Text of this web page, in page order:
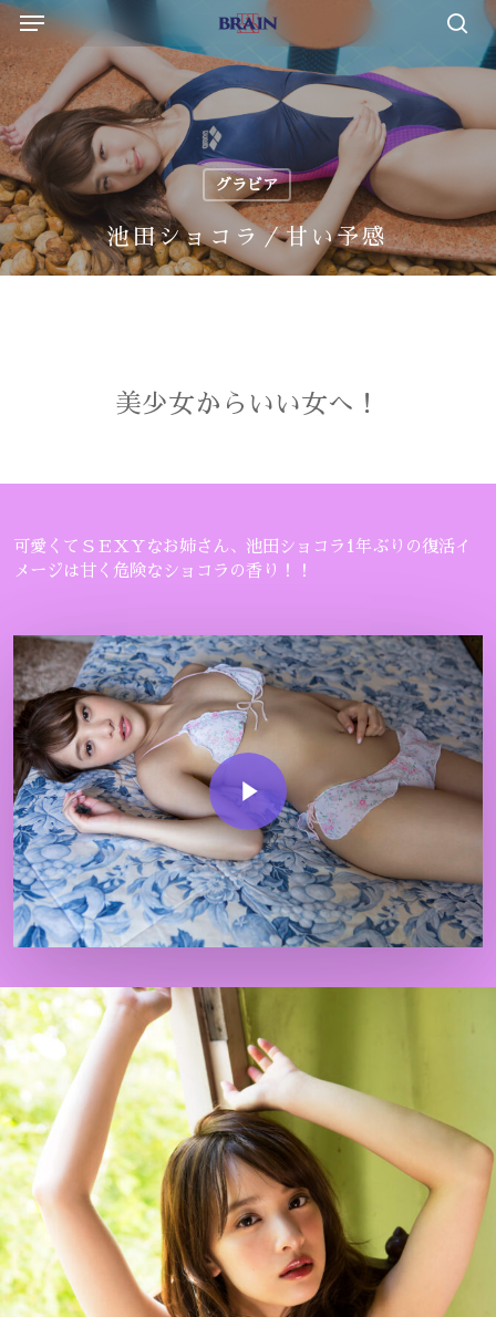
Skip
main
content
Menu
グラビア
池田ショコラ／甘い予感
美少女からいい女へ！
可愛くてＳＥＸＹなお姉さん、池田ショコラ1年ぶりの復活イ
メージは甘く危険なショコラの香り！！
Play Video